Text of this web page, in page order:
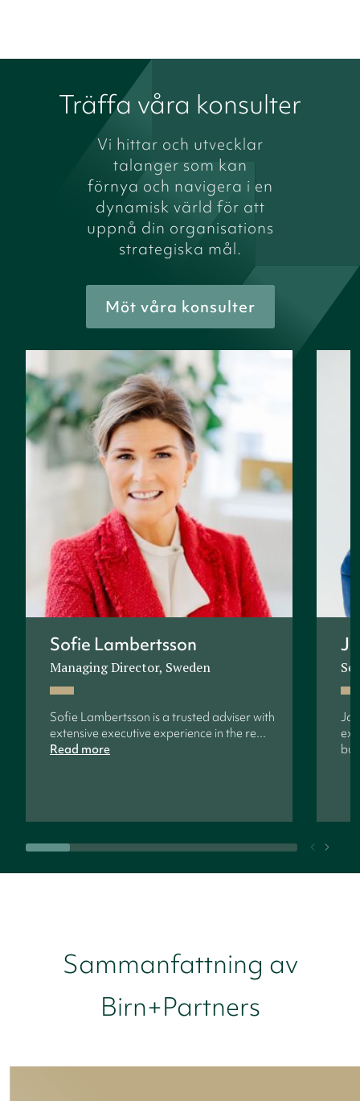
Träffa våra konsulter
Vi hittar och utvecklar
talanger som kan
förnya och navigera i en
dynamisk värld för att
uppnå din organisations
strategiska mål.
Möt våra konsulter
Sofie Lambertsson
Managing Director, Sweden
Sofie Lambertsson is a trusted adviser with
extensive executive experience in the re...
Read more
Sammanfattning av
Birn+Partners